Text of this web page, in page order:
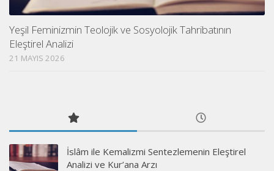
Yeşil Feminizmin Teolojik ve Sosyolojik Tahribatının
Eleştirel Analizi
21 MAYIS 2026
İslâm ile Kemalizmi Sentezlemenin Eleştirel
Analizi ve Kur’ana Arzı